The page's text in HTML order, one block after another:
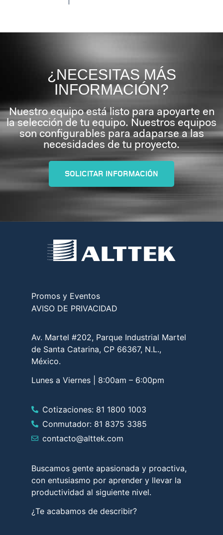
¿NECESITAS MÁS
INFORMACIÓN?
Nuestro equipo está listo para apoyarte en
la selección de tu equipo. Nuestros equipos
son configurables para adaparse a las
necesidades de tu proyecto.
SOLICITAR INFORMACIÓN
Promos y Eventos
AVISO DE PRIVACIDAD
Av. Martel #202, Parque Industrial Martel
de Santa Catarina, CP 66367, N.L.,
México.
Lunes a Viernes | 8:00am – 6:00pm
Cotizaciones: 81 1800 1003
Conmutador: 81 8375 3385
contacto@alttek.com
Buscamos gente apasionada y proactiva,
con entusiasmo por aprender y llevar la
productividad al siguiente nivel.
¿Te acabamos de describir?